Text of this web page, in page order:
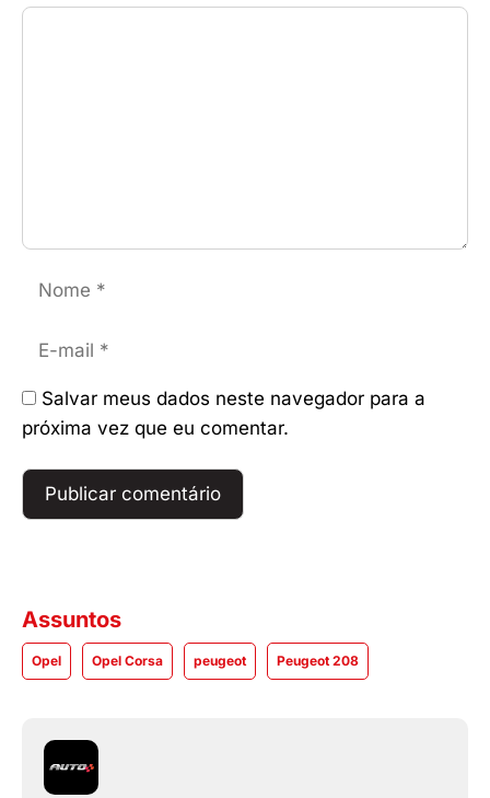
Comentário
Nome
E-
mail
Salvar meus dados neste navegador para a
próxima vez que eu comentar.
Assuntos
Opel Opel Corsa peugeot Peugeot 208